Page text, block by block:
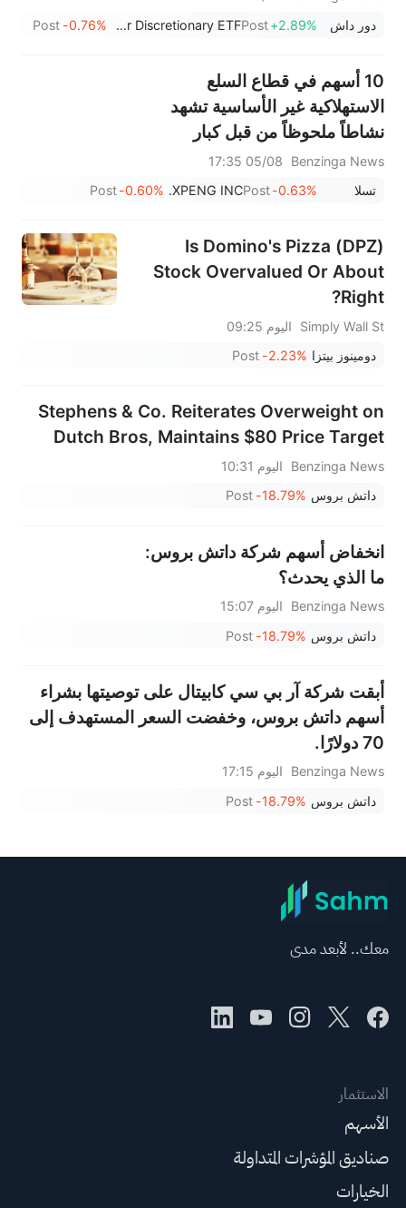
دور داش
+2.89%
Post
Invesco S&P 500 Equal Weight Consumer Discretionary ETF
-0.76%
Post
10 أسهم في قطاع السلع
الاستهلاكية غير الأساسية تشهد
نشاطاً ملحوظاً من قبل كبار
المستثمرين في جلسة اليوم
Benzinga News
05/08 17:35
تسلا
-0.63%
Post
XPENG INC.
-0.60%
Post
Is Domino's Pizza (DPZ)
Stock Overvalued Or About
Right?
Simply Wall St
اليوم 09:25
دومينوز بيتزا -2.23%
Post
Stephens & Co. Reiterates Overweight on
Dutch Bros, Maintains $80 Price Target
Benzinga News
اليوم 10:31
داتش بروس -18.79%
Post
انخفاض أسهم شركة داتش بروس:
ما الذي يحدث؟
Benzinga News
اليوم 15:07
داتش بروس -18.79%
Post
أبقت شركة آر بي سي كابيتال على توصيتها بشراء
أسهم داتش بروس، وخفضت السعر المستهدف إلى
70 دولارًا.
Benzinga News
اليوم 17:15
داتش بروس -18.79%
Post
معك.. لأبعد مدى
الاستثمار
الأسهم
صناديق المؤشرات المتداولة
الخيارات